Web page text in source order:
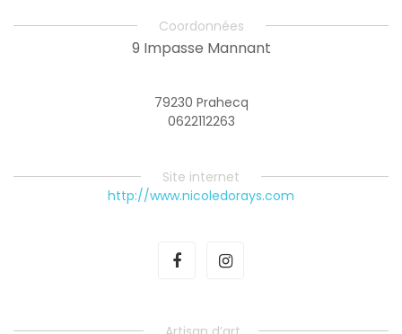
Coordonnées
9 Impasse Mannant
79230 Prahecq
0622112263
Site internet
http://www.nicoledorays.com